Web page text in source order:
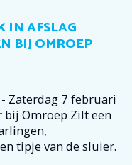
IN AFSLAG
BIJ OMROEP
- Zaterdag 7 februari
bij Omroep Zilt een
tipje van de sluier.